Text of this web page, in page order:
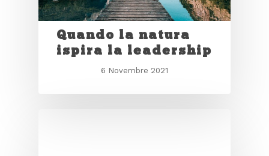
Quando la natura
ispira la leadership
6 Novembre 2021